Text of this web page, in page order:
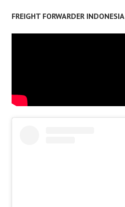
FREIGHT FORWARDER INDONESIA